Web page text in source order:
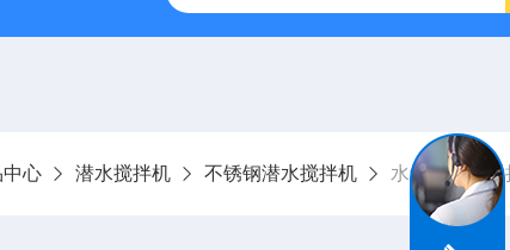
中心 潜水搅拌机 不锈钢潜水搅拌机 水解酸化池搅